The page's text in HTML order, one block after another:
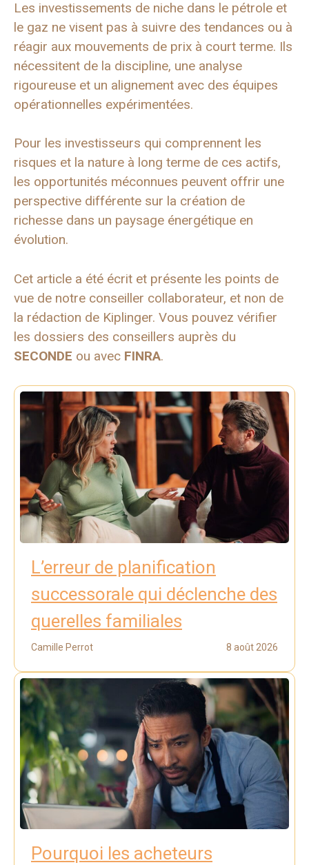
Les investissements de niche dans le pétrole et
le gaz ne visent pas à suivre des tendances ou à
réagir aux mouvements de prix à court terme. Ils
nécessitent de la discipline, une analyse
rigoureuse et un alignement avec des équipes
opérationnelles expérimentées.
Pour les investisseurs qui comprennent les
risques et la nature à long terme de ces actifs,
les opportunités méconnues peuvent offrir une
perspective différente sur la création de
richesse dans un paysage énergétique en
évolution.
Cet article a été écrit et présente les points de
vue de notre conseiller collaborateur, et non de
la rédaction de Kiplinger. Vous pouvez vérifier
les dossiers des conseillers auprès du
SECONDE ou avec FINRA.
L’erreur de planification
successorale qui déclenche des
querelles familiales
Camille Perrot 8 août 2026
Pourquoi les acheteurs